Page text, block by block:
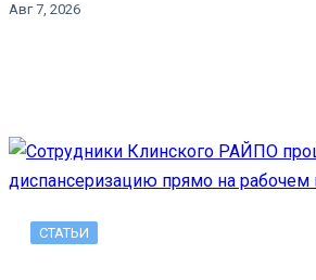
Авг 7, 2026
СТАТЬИ